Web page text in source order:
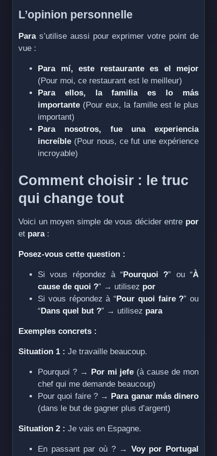
L’opinion personnelle
Paras’utilise aussi pour exprimer votre point de
vue :
Para mí, este restaurante es el mejor
(Pour moi, ce restaurant est le meilleur)
Para ellos, la familia es lo más
importante (Pour eux, la famille est le plus
important)
Para nosotros, fue una experiencia
increíble (Pour nous, ce fut une expérience
incroyable)
Comment choisir : le truc
qui change tout
Voici un moyen simple de vous décider entre por
et para:
Posez-vous cette question :
Si vous répondez à “ Pourquoi ?” ou “À
cause de quoi ?” → utilisez por
Si vous répondez à “ Pour quoi faire ?” ou
“ Dans quel but ?” → utilisez para
Exemples concrets :
Situation 1 : Je travaille beaucoup.
Pourquoi ? → Por mi jefe (à cause de mon
chef qui me demande beaucoup)
Pour quoi faire ? → Para ganar más dinero
(dans le but de gagner plus d’argent)
Situation 2 : Je vais en Espagne.
En passant par où ? → Voy por Portugal